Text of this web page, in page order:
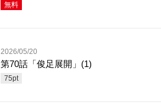
無料
2026/05/20
第70話「俊足展開」(1)
75pt